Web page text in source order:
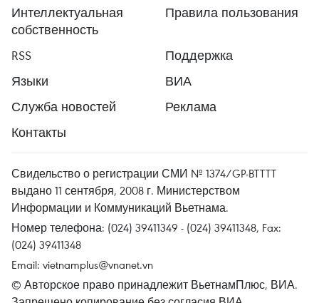
Интеллектуальная
собственность
Правила пользования
RSS
Поддержка
Языки
ВИА
Служба новостей
Реклама
Контакты
Свидельство о регистрации СМИ № 1374/GP-BTTTT
выдано 11 сентября, 2008 г. Министерством
Информации и Коммуникаций Вьетнама.
Номер телефона: (024) 39411349 - (024) 39411348, Fax:
(024) 39411348
Email: vietnamplus@vnanet.vn
© Авторское право принадлежит ВьетнамПлюс, ВИА.